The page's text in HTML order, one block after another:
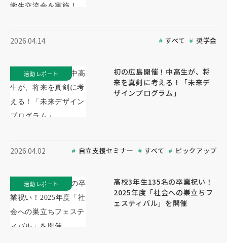
2026.04.14 すべて 奨学金
初の広島開催！中高生が、将
来を真剣に考える！「未来デ
ザインプログラム」
2026.04.02 自立支援セミナー すべて ピックアップ
活動レポート
高校3年生135名の卒業祝い！
2025年度「社会への巣立ちフ
ェスティバル」を開催
活動レポート